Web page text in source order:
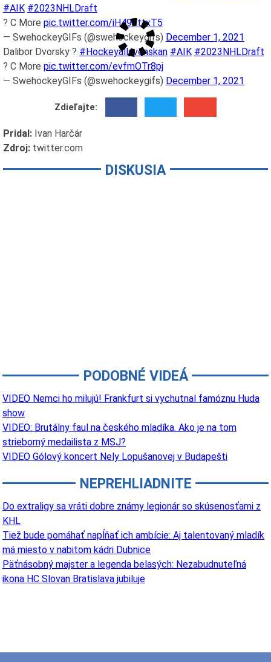
#AIK #2023NHLDraft
? C More pic.twitter.com/iH497ttxT5
— SwehockeyGIFs (@swehockeygifs) December 1, 2021
Dalibor Dvorsky ? #Hockeyallsvenskan #AIK #2023NHLDraft
? C More pic.twitter.com/evfmOTr8pj
— SwehockeyGIFs (@swehockeygifs) December 1, 2021
Zdieľajte:
Pridal: Ivan Harčár
Zdroj: twitter.com
DISKUSIA
PODOBNÉ VIDEÁ
VIDEO Nemci ho milujú! Frankfurt si vychutnal famóznu Huda
show
VIDEO: Brutálny faul na českého mladíka. Ako je na tom
strieborný medailista z MSJ?
VIDEO Gólový koncert Nely Lopušanovej v Budapešti
NEPREHLIADNITE
Do extraligy sa vráti dobre známy legionár so skúsenosťami z
KHL
Tiež bude pomáhať napĺňať ich ambície: Aj talentovaný mladík
má miesto v nabitom kádri Dubnice
Päťnásobný majster a legenda belasých: Nezabudnuteľná
ikona HC Slovan Bratislava jubiluje